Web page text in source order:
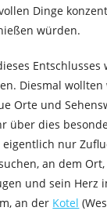
Dinge
würden.
Entschlusses
Diesmal
Orte und
über dies
nur
an dem
und sein Herz
an der Kotel